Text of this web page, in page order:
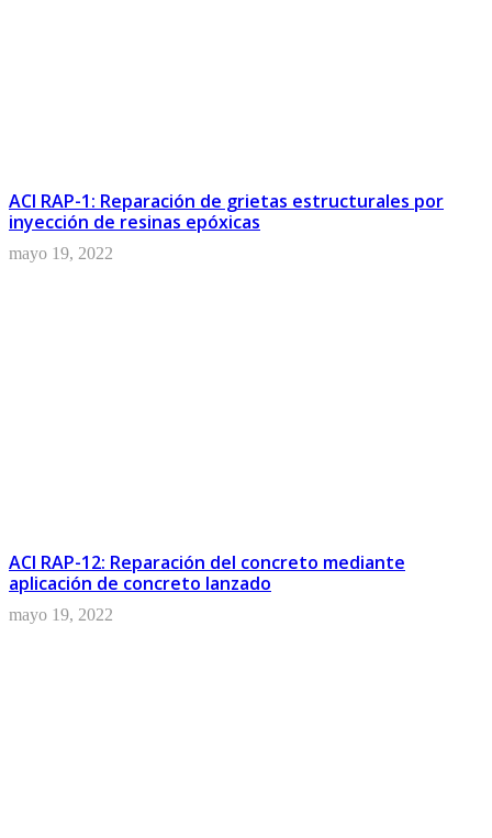
ACI RAP-1: Reparación de grietas estructurales por
inyección de resinas epóxicas
mayo 19, 2022
ACI RAP-12: Reparación del concreto mediante
aplicación de concreto lanzado
mayo 19, 2022